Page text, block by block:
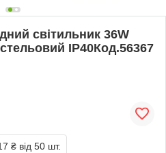
світильник 36W
IP40Код.56367
₴ від 50 шт.